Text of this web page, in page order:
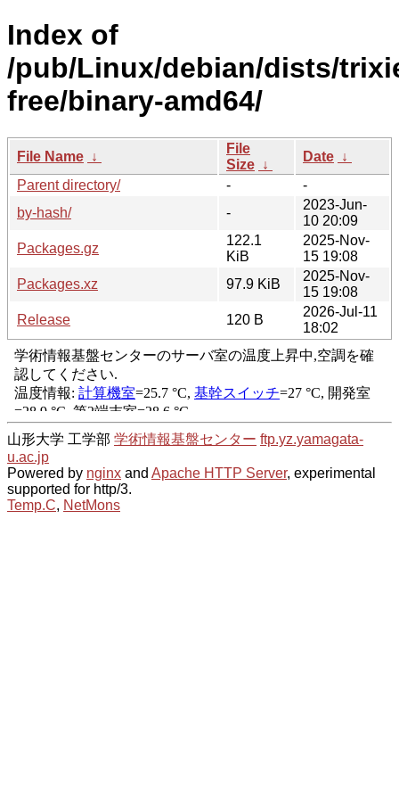
Index of
/pub/Linux/debian/dists/
free/binary-amd64/
File Name ↓
File
Size ↓
Date ↓
Parent directory/
-
-
by-hash/
-
2023-Jun-
10 20:09
Packages.gz
122.1
KiB
2025-Nov-
15 19:08
Packages.xz
97.9 KiB
2025-Nov-
15 19:08
Release
120 B
2026-Jul-11
18:02
山形大学 工学部 学術情報基盤センター ftp.yz.yamagata-
u.ac.jp
Powered by nginx and Apache HTTP Server, experimental
supported for http/3.
Temp.C, NetMons